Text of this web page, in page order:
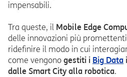
impensabili.
Tra queste, il Mobile Edge
delle innovazioni più
ridefinire il modo in cui
come vengono gestiti i Big Data
dalle Smart City alla robotica.